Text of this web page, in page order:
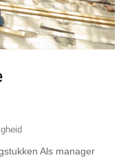
Als manager